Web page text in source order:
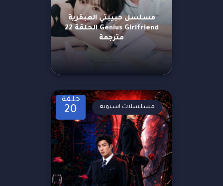
مسلسل حبيبتي العبقرية
Genius Girlfriend الحلقة 22
مترجمة
حلقة
20 مسلسلات اسيوية